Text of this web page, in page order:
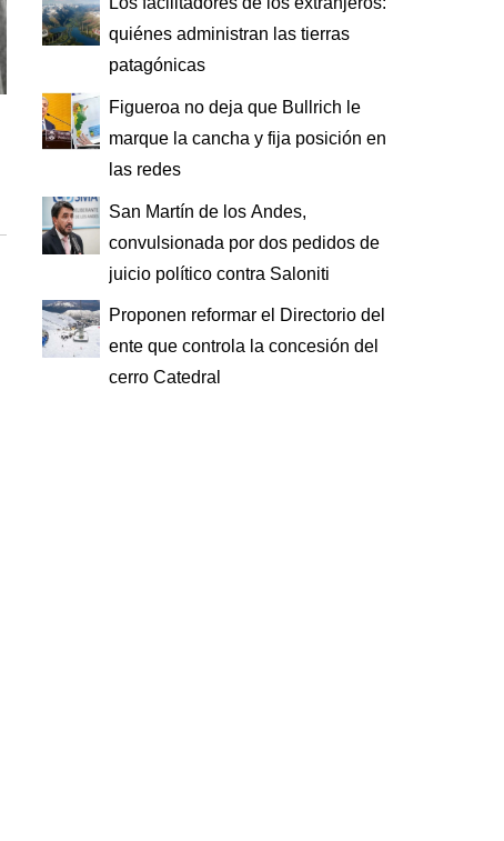
quiénes administran las tierras
patagónicas
Figueroa no deja que Bullrich le
marque la cancha y fija posición en
las redes
San Martín de los Andes,
convulsionada por dos pedidos de
juicio político contra Saloniti
Proponen reformar el Directorio del
ente que controla la concesión del
cerro Catedral